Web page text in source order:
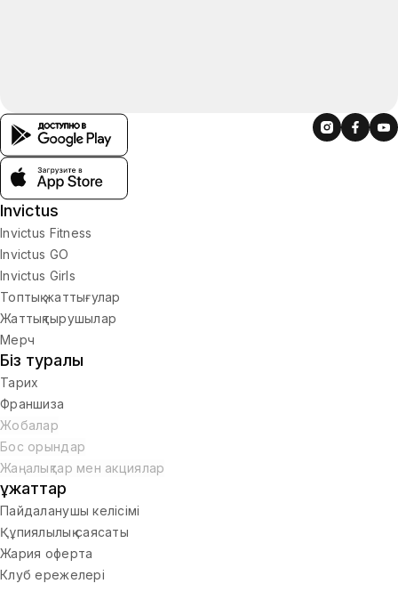
Invictus
Invictus Fitness
Invictus GO
Invictus Girls
Топтық жаттығулар
Жаттықтырушылар
Мерч
Біз туралы
Тарих
Франшиза
Жобалар
Бос орындар
Жаңалықтар мен акциялар
Құжаттар
Пайдаланушы келісімі
Құпиялылық саясаты
Жария оферта
Клуб ережелері